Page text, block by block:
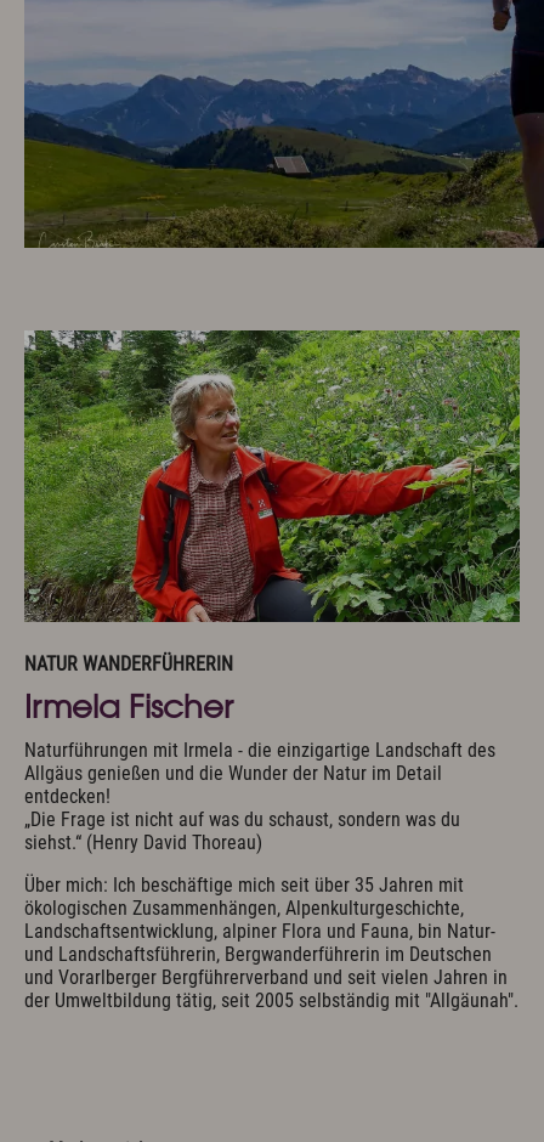
NATUR WANDERFÜHRERIN
Irmela Fischer
Naturführungen mit Irmela - die einzigartige Landschaft des
Allgäus genießen und die Wunder der Natur im Detail
entdecken!
„Die Frage ist nicht auf was du schaust, sondern was du
siehst.“ (Henry David Thoreau)
Über mich: Ich beschäftige mich seit über 35 Jahren mit
ökologischen Zusammenhängen, Alpenkulturgeschichte,
Landschaftsentwicklung, alpiner Flora und Fauna, bin Natur-
und Landschaftsführerin, Bergwanderführerin im Deutschen
und Vorarlberger Bergführerverband und seit vielen Jahren in
der Umweltbildung tätig, seit 2005 selbständig mit "Allgäunah".